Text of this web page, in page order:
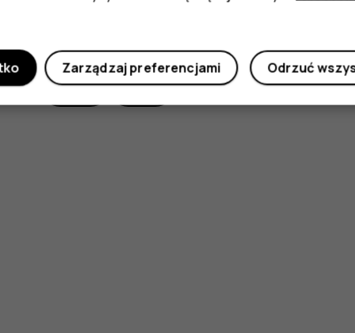
Tak Nie
Odrzuć
Zarządzaj preferencjami